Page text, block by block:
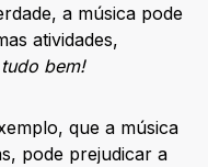
a música pode
atividades,
bem!
que a música
pode prejudicar a